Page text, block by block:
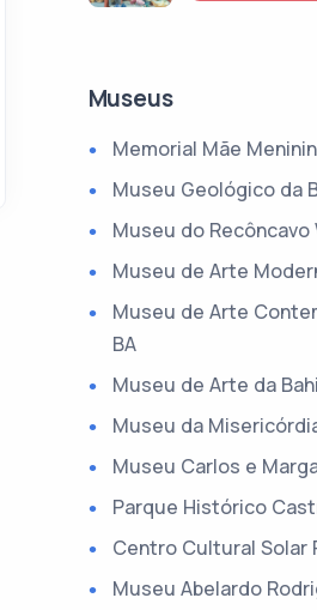
Museus
Memorial Mãe
Museu Geológico da
Museu do Recôncavo
Museu de Arte
Museu de Arte
BA
Museu de Arte da
Museu da
Museu Carlos e
Parque Histórico
Centro Cultural Solar
Museu Abelardo